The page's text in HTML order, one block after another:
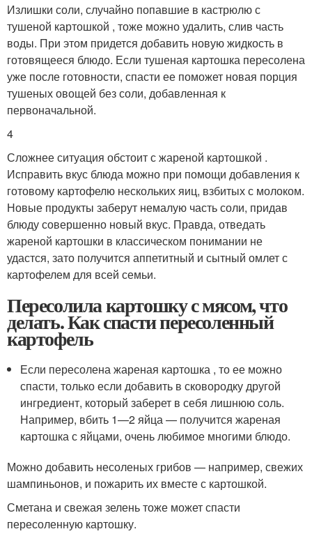
Излишки соли, случайно попавшие в кастрюлю с
тушеной картошкой , тоже можно удалить, слив часть
воды. При этом придется добавить новую жидкость в
готовящееся блюдо. Если тушеная картошка пересолена
уже после готовности, спасти ее поможет новая порция
тушеных овощей без соли, добавленная к
первоначальной.
4
Сложнее ситуация обстоит с жареной картошкой .
Исправить вкус блюда можно при помощи добавления к
готовому картофелю нескольких яиц, взбитых с молоком.
Новые продукты заберут немалую часть соли, придав
блюду совершенно новый вкус. Правда, отведать
жареной картошки в классическом понимании не
удастся, зато получится аппетитный и сытный омлет с
картофелем для всей семьи.
Пересолила картошку с мясом, что
делать. Как спасти пересоленный
картофель
Если пересолена жареная картошка , то ее можно
спасти, только если добавить в сковородку другой
ингредиент, который заберет в себя лишнюю соль.
Например, вбить 1—2 яйца — получится жареная
картошка с яйцами, очень любимое многими блюдо.
Можно добавить несоленых грибов — например, свежих
шампиньонов, и пожарить их вместе с картошкой.
Сметана и свежая зелень тоже может спасти
пересоленную картошку.